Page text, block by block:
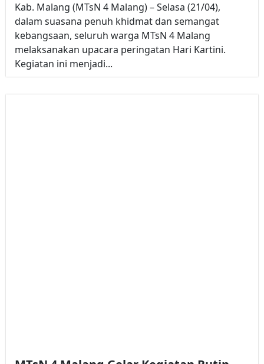
Kab. Malang (MTsN 4 Malang) – Selasa (21/04),
dalam suasana penuh khidmat dan semangat
kebangsaan, seluruh warga MTsN 4 Malang
melaksanakan upacara peringatan Hari Kartini.
Kegiatan ini menjadi...